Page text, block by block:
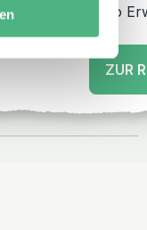
ab €
ZUR